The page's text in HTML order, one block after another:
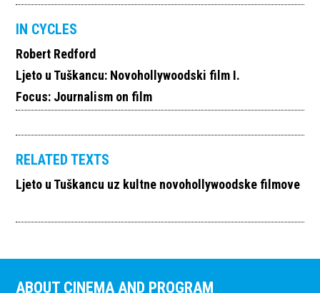
IN CYCLES
Robert Redford
Ljeto u Tuškancu: Novohollywoodski film I.
Focus: Journalism on film
RELATED TEXTS
Ljeto u Tuškancu uz kultne novohollywoodske filmove
ABOUT CINEMA AND PROGRAM